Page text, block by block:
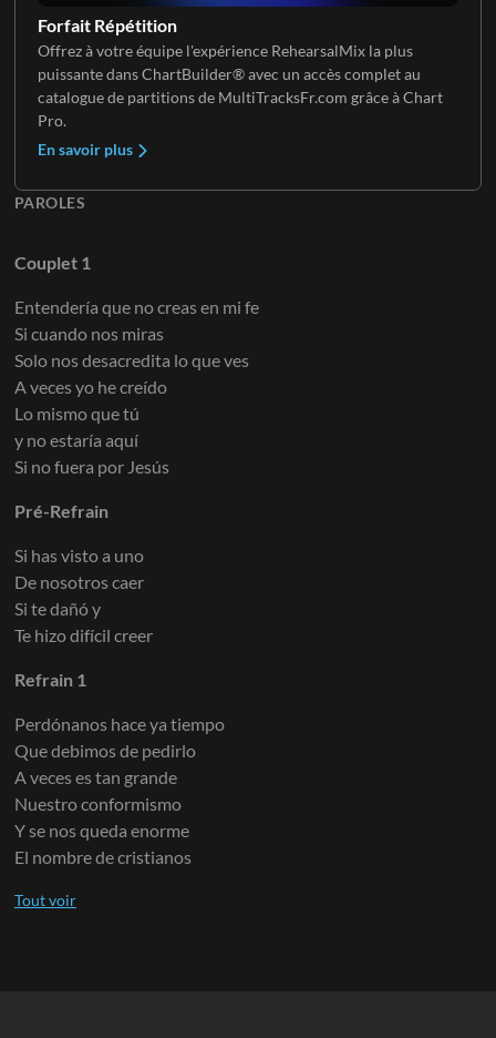
Forfait Répétition
Offrez à votre équipe l'expérience RehearsalMix la plus
puissante dans ChartBuilder® avec un accès complet au
catalogue de partitions de MultiTracksFr.com grâce à Chart
Pro.
En savoir plus
PAROLES
Couplet 1
Entendería que no creas en mi fe
Si cuando nos miras
Solo nos desacredita lo que ves
A veces yo he creído
Lo mismo que tú
y no estaría aquí
Si no fuera por Jesús
Pré-Refrain
Si has visto a uno
De nosotros caer
Si te dañó y
Te hizo difícil creer
Refrain 1
Perdónanos hace ya tiempo
Que debimos de pedirlo
A veces es tan grande
Nuestro conformismo
Y se nos queda enorme
El nombre de cristianos